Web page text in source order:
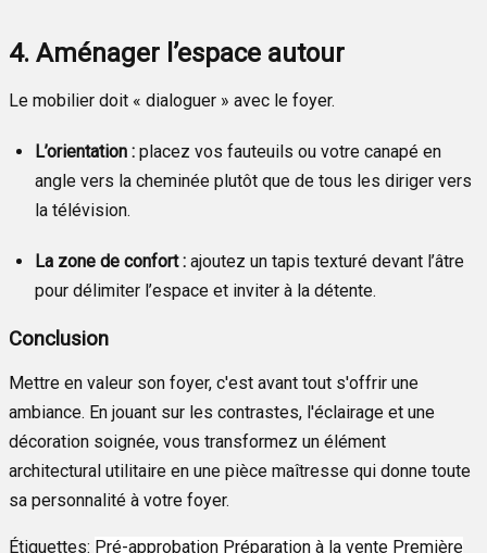
4. Aménager l’espace autour
Le mobilier doit « dialoguer » avec le foyer.
L’orientation : placez vos fauteuils ou votre canapé en
angle vers la cheminée plutôt que de tous les diriger vers
la télévision.
La zone de confort : ajoutez un tapis texturé devant l’âtre
pour délimiter l’espace et inviter à la détente.
Conclusion
Mettre en valeur son foyer, c'est avant tout s'offrir une
ambiance. En jouant sur les contrastes, l'éclairage et une
décoration soignée, vous transformez un élément
architectural utilitaire en une pièce maîtresse qui donne toute
sa personnalité à votre foyer.
Étiquettes: Pré-approbation Préparation à la vente Première